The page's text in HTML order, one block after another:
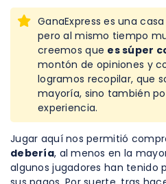
GanaExpress es una
pero al mismo tiempo
creemos que es súper
montón de opiniones y
logramos recopilar, que
mayoría, sino también
experiencia.
Jugar aquí nos permitió
debería, al menos en la
algunos jugadores han tenido